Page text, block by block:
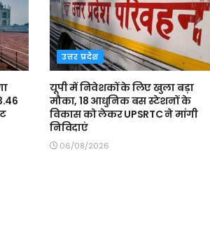
उत्तर प्रदेश
यूपी में निवेशकों के लिए खुला बड़ा
मौका, 18 आधुनिक बस स्टेशनों के
विकास को लेकर UPSRTC ने मांगी
निविदाएं
06/08/2026